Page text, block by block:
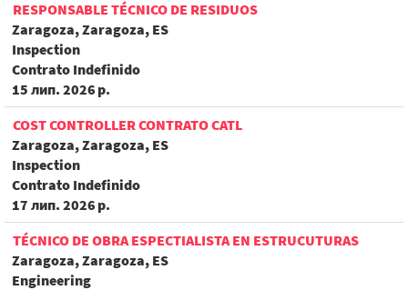
RESPONSABLE TÉCNICO DE RESIDUOS
Zaragoza, Zaragoza, ES
Inspection
Contrato Indefinido
15 лип. 2026 р.
COST CONTROLLER CONTRATO CATL
Zaragoza, Zaragoza, ES
Inspection
Contrato Indefinido
17 лип. 2026 р.
TÉCNICO DE OBRA ESPECTIALISTA EN ESTRUCUTURAS
Zaragoza, Zaragoza, ES
Engineering